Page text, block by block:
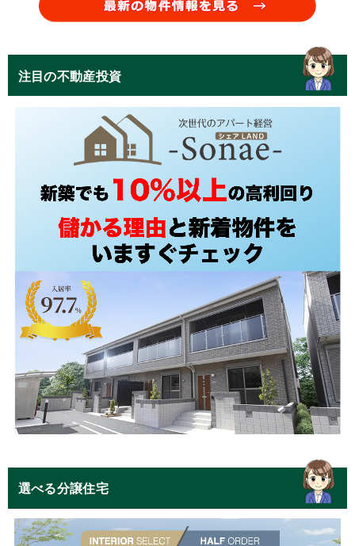
注目の不動産投資
選べる分譲住宅